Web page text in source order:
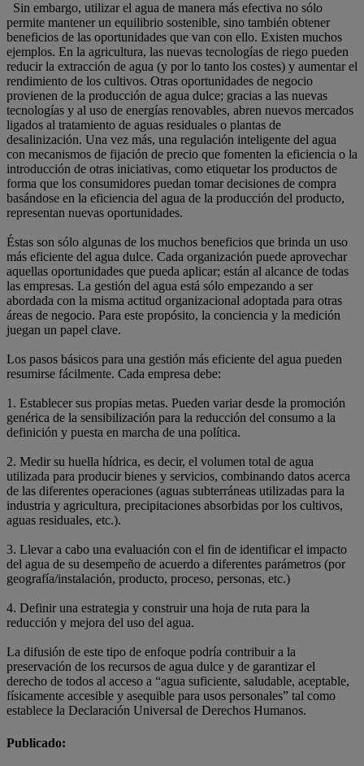
Sin embargo, utilizar el agua de manera más efectiva no sólo
permite mantener un equilibrio sostenible, sino también obtener
beneficios de las oportunidades que van con ello. Existen muchos
ejemplos. En la agricultura, las nuevas tecnologías de riego pueden
reducir la extracción de agua (y por lo tanto los costes) y aumentar el
rendimiento de los cultivos. Otras oportunidades de negocio
provienen de la producción de agua dulce; gracias a las nuevas
tecnologías y al uso de energías renovables, abren nuevos mercados
ligados al tratamiento de aguas residuales o plantas de
desalinización. Una vez más, una regulación inteligente del agua
con mecanismos de fijación de precio que fomenten la eficiencia o la
introducción de otras iniciativas, como etiquetar los productos de
forma que los consumidores puedan tomar decisiones de compra
basándose en la eficiencia del agua de la producción del producto,
representan nuevas oportunidades.
Éstas son sólo algunas de los muchos beneficios que brinda un uso
más eficiente del agua dulce. Cada organización puede aprovechar
aquellas oportunidades que pueda aplicar; están al alcance de todas
las empresas. La gestión del agua está sólo empezando a ser
abordada con la misma actitud organizacional adoptada para otras
áreas de negocio. Para este propósito, la conciencia y la medición
juegan un papel clave.
Los pasos básicos para una gestión más eficiente del agua pueden
resumirse fácilmente. Cada empresa debe:
1. Establecer sus propias metas. Pueden variar desde la promoción
genérica de la sensibilización para la reducción del consumo a la
definición y puesta en marcha de una política.
2. Medir su huella hídrica, es decir, el volumen total de agua
utilizada para producir bienes y servicios, combinando datos acerca
de las diferentes operaciones (aguas subterráneas utilizadas para la
industria y agricultura, precipitaciones absorbidas por los cultivos,
aguas residuales, etc.).
3. Llevar a cabo una evaluación con el fin de identificar el impacto
del agua de su desempeño de acuerdo a diferentes parámetros (por
geografía/instalación, producto, proceso, personas, etc.)
4. Definir una estrategia y construir una hoja de ruta para la
reducción y mejora del uso del agua.
La difusión de este tipo de enfoque podría contribuir a la
preservación de los recursos de agua dulce y de garantizar el
derecho de todos al acceso a “agua suficiente, saludable, aceptable,
físicamente accesible y asequible para usos personales” tal como
establece la Declaración Universal de Derechos Humanos.
Publicado: